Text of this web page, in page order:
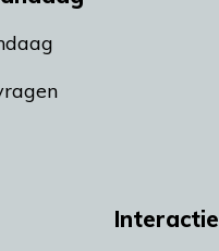
Interactie